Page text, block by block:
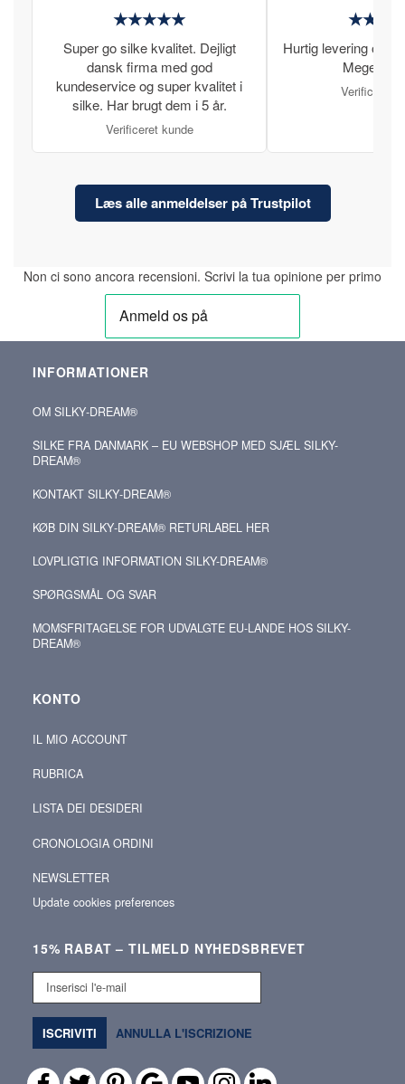
★★★★★
Super go silke kvalitet. Dejligt
dansk firma med god
kundeservice og super kvalitet i
silke. Har brugt dem i 5 år.
Verificeret kunde
Hurtig levering og
Meget
Verificeret
Læs alle anmeldelser på Trustpilot
Non ci sono ancora recensioni. Scrivi la tua opinione per primo
INFORMATIONER
OM SILKY‑DREAM®
SILKE FRA DANMARK – EU WEBSHOP MED SJÆL SILKY-
DREAM®
KONTAKT SILKY‑DREAM®
KØB DIN SILKY‑DREAM® RETURLABEL HER
LOVPLIGTIG INFORMATION SILKY-DREAM®
SPØRGSMÅL OG SVAR
MOMSFRITAGELSE FOR UDVALGTE EU-LANDE HOS SILKY-
DREAM®
KONTO
IL MIO ACCOUNT
RUBRICA
LISTA DEI DESIDERI
CRONOLOGIA ORDINI
NEWSLETTER
Update cookies preferences
15% RABAT – TILMELD NYHEDSBREVET
Inserisci
mail
ISCRIVITI ANNULLA L'ISCRIZIONE